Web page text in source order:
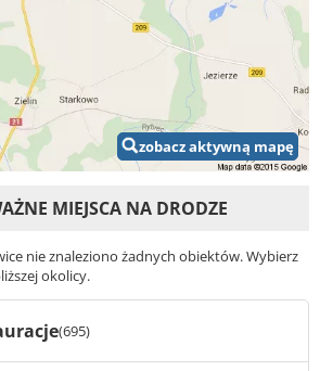
zobacz aktywną mapę
MIEJSCA NA DRODZE
nie znaleziono żadnych obiektów. Wybierz
okolicy.
(695)